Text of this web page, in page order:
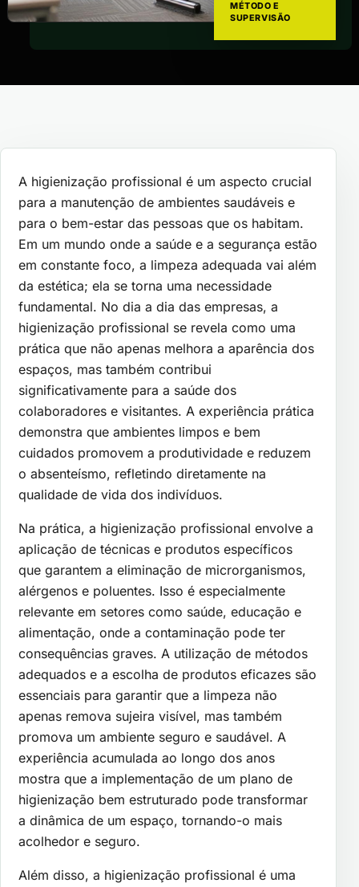
MÉTODO E
SUPERVISÃO
A higienização profissional é um aspecto crucial
para a manutenção de ambientes saudáveis e
para o bem-estar das pessoas que os habitam.
Em um mundo onde a saúde e a segurança estão
em constante foco, a limpeza adequada vai além
da estética; ela se torna uma necessidade
fundamental. No dia a dia das empresas, a
higienização profissional se revela como uma
prática que não apenas melhora a aparência dos
espaços, mas também contribui
significativamente para a saúde dos
colaboradores e visitantes. A experiência prática
demonstra que ambientes limpos e bem
cuidados promovem a produtividade e reduzem
o absenteísmo, refletindo diretamente na
qualidade de vida dos indivíduos.
Na prática, a higienização profissional envolve a
aplicação de técnicas e produtos específicos
que garantem a eliminação de microrganismos,
alérgenos e poluentes. Isso é especialmente
relevante em setores como saúde, educação e
alimentação, onde a contaminação pode ter
consequências graves. A utilização de métodos
adequados e a escolha de produtos eficazes são
essenciais para garantir que a limpeza não
apenas remova sujeira visível, mas também
promova um ambiente seguro e saudável. A
experiência acumulada ao longo dos anos
mostra que a implementação de um plano de
higienização bem estruturado pode transformar
a dinâmica de um espaço, tornando-o mais
acolhedor e seguro.
Além disso, a higienização profissional é uma